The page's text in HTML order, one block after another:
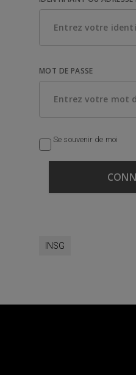
MOT DE PASSE
Se souvenir de moi
INSG